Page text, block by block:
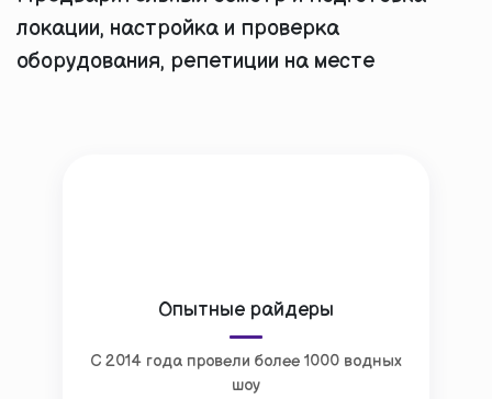
локации, настройка и проверка
оборудования, репетиции на месте
Опытные райдеры
С 2014 года провели более 1000 водных
шоу